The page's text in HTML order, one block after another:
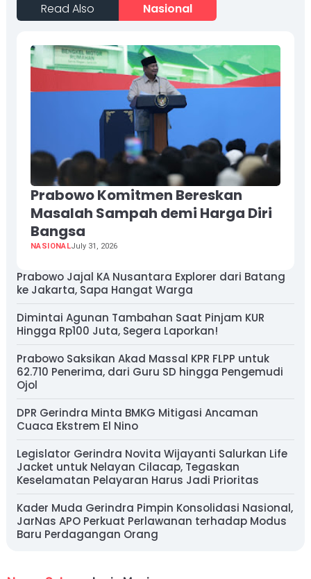
Read Also Nasional
Prabowo Komitmen Bereskan
Masalah Sampah demi Harga Diri
Bangsa
NASIONALJuly 31, 2026
Prabowo Jajal KA Nusantara Explorer dari Batang
ke Jakarta, Sapa Hangat Warga
Dimintai Agunan Tambahan Saat Pinjam KUR
Hingga Rp100 Juta, Segera Laporkan!
Prabowo Saksikan Akad Massal KPR FLPP untuk
62.710 Penerima, dari Guru SD hingga Pengemudi
Ojol
DPR Gerindra Minta BMKG Mitigasi Ancaman
Cuaca Ekstrem El Nino
Legislator Gerindra Novita Wijayanti Salurkan Life
Jacket untuk Nelayan Cilacap, Tegaskan
Keselamatan Pelayaran Harus Jadi Prioritas
Kader Muda Gerindra Pimpin Konsolidasi Nasional,
JarNas APO Perkuat Perlawanan terhadap Modus
Baru Perdagangan Orang